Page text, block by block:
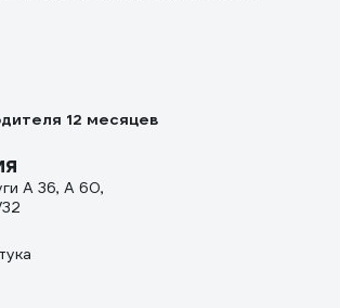
12 месяцев
А 36, А 60,